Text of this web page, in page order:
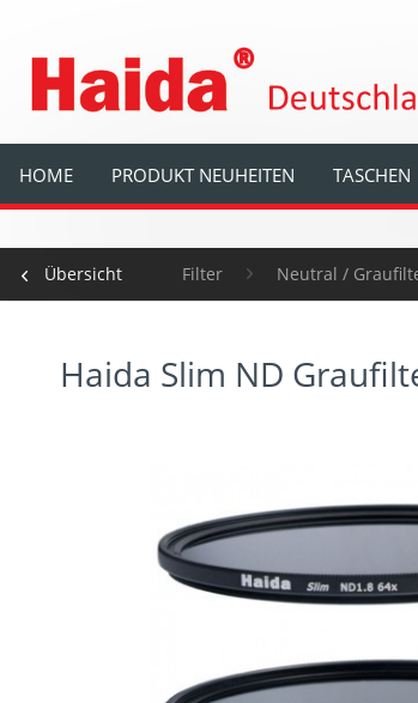
HOME PRODUKT NEUHEITEN TASCHEN
Übersicht Filter Neutral /
Haida Slim ND